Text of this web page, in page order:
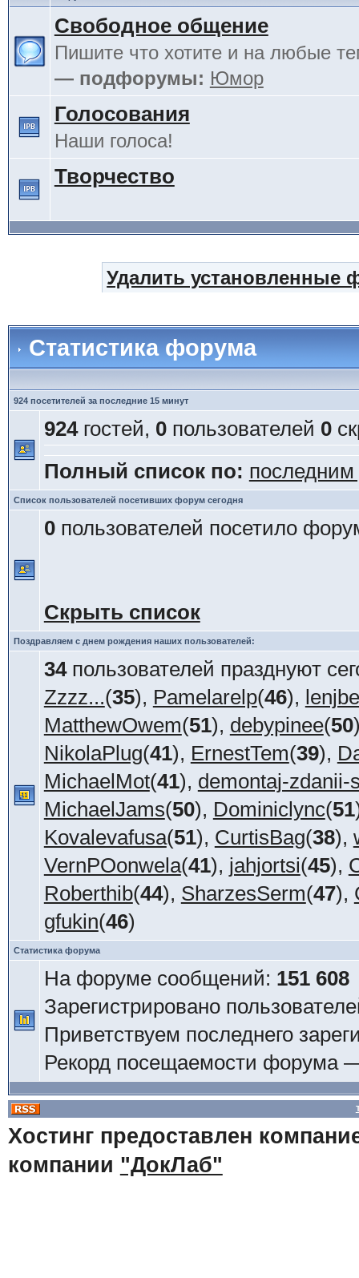
Свободное общение
Пишите что хотите и на любые
— подфорумы: Юмор
Голосования
Наши голоса!
Творчество
Удалить установленные
Статистика форума
924 посетителей за последние 15 минут
924гостей, 0пользователей 0
Полный список по:
Список пользователей посетивших форум сегодня
0пользователей посетило
Скрыть список
Поздравляем с днем рождения наших пользователей:
34пользователей празднуют
Zzzz...(35), Pamelarelp(46),
MatthewOwem(51), debypinee(50
NikolaPlug(41), ErnestTem(39),
MichaelMot(41), demontaj-zdanii-
MichaelJams(50), Dominiclync(51
Kovalevafusa(51), CurtisBag(38),
VernPOonwela(41), jahjortsi(45),
Roberthib(44), SharzesSerm(47),
gfukin(46)
Статистика форума
На форуме сообщений: 151 608
Зарегистрировано
Приветствуем последнего
Рекорд посещаемости форума
Хостинг предоставлен
компании "ДокЛаб"